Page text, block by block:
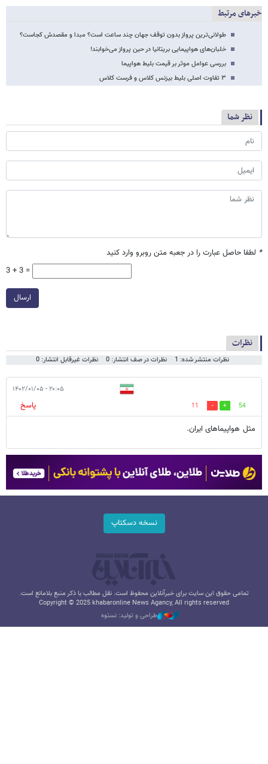
خبرهای مرتبط
طولانی‌ترین پرواز بدون توقف جهان چند ساعت است؟ مبدا و مقصدش کجاست؟
خلبان‌های هواپیمایی بریتانیا در حین پرواز می‌خوابند!
بررسی عوامل موثر بر قیمت بلیط هواپیما
۳ تفاوت اصلی بلیط بیزنس کلاس و فرست کلاس
نظر شما
* لطفا حاصل عبارت را در جعبه متن روبرو وارد کنید
3 + 3 =
ارسال
نظرات
نظرات منتشر شده: 1 نظرات در صف انتشار: 0 نظرات غیرقابل انتشار: 0
۲۰:۰۵ - ۱۴۰۲/۰۱/۰۵
54
11
پاسخ
مثل هواپیماهای ایران.
نسخه دسکتاپ
تمامی حقوق این سایت برای خبرآنلاین محفوظ است. نقل مطالب با ذکر منبع بلامانع است.
Copyright © 2025 khabaronline News Agancy, All rights reserved
طراحی و تولید: نستوه